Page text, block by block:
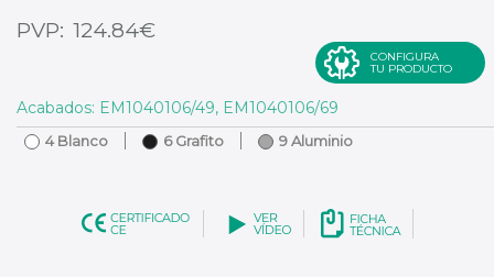
124.84€
CONFIGURA
TU PRODUCTO
Acabados: EM1040106/49, EM1040106/69
4 Blanco 6 Grafito 9 Aluminio